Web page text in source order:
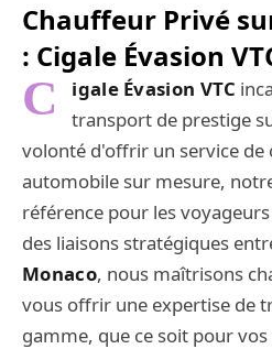
Chauffeur Privé
: Cigale Évasion
C igale Évasion VTC
transport de prestige
volonté d'offrir un service de
automobile sur mesure,
référence pour les
des liaisons stratégiques
Monaco, nous maîtrisons
vous offrir une expertise de
gamme, que ce soit pour